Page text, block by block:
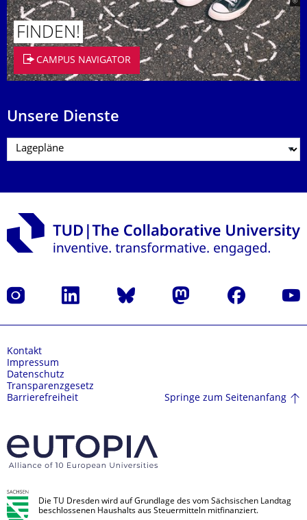
FINDEN!
CAMPUS NAVIGATOR
Unsere Dienste
Instagram LinkedIn Bluesky Mastodon Facebook
Kontakt
Impressum
Datenschutz
Transparenzgesetz
Barrierefreiheit
Springe zum Seitenanfang
Die TU Dresden wird auf Grundlage des vom Sächsischen Landtag
beschlossenen Haushalts aus Steuermitteln mitfinanziert.